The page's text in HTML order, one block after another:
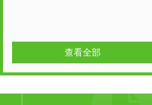
查看全部